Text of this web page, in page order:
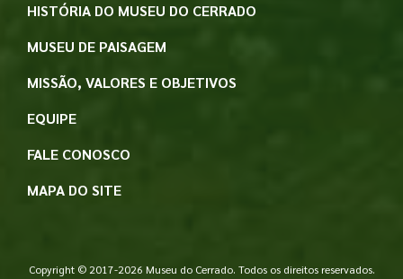
HISTÓRIA DO MUSEU DO CERRADO
MUSEU DE PAISAGEM
MISSÃO, VALORES E OBJETIVOS
EQUIPE
FALE CONOSCO
MAPA DO SITE
Copyright © 2017-2026 Museu do Cerrado. Todos os direitos reservados.